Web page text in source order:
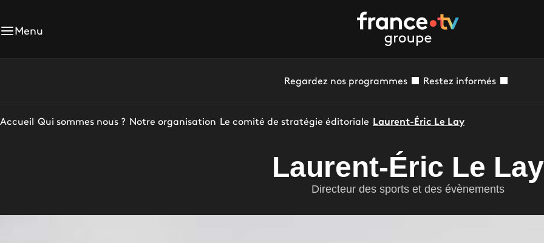
Menu
Regardez nos programmes Restez informés
Accueil Qui sommes nous ? Notre organisation Le comité de stratégie éditoriale Laurent-Éric Le Lay
Laurent-Éric Le Lay
Directeur des sports et des évènements